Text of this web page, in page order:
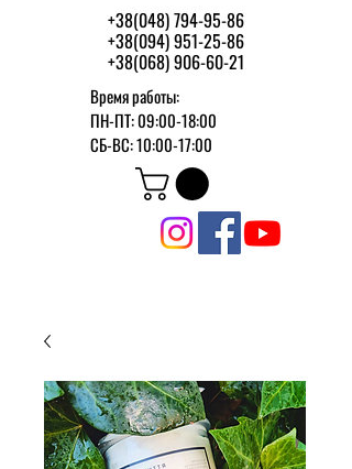
+38(048) 794-95-86
+38(094) 951-25-86
+38(068) 906-60-21
Время работы:
ПН-ПТ: 09:00-18:00
СБ-ВС: 10:00-17:00